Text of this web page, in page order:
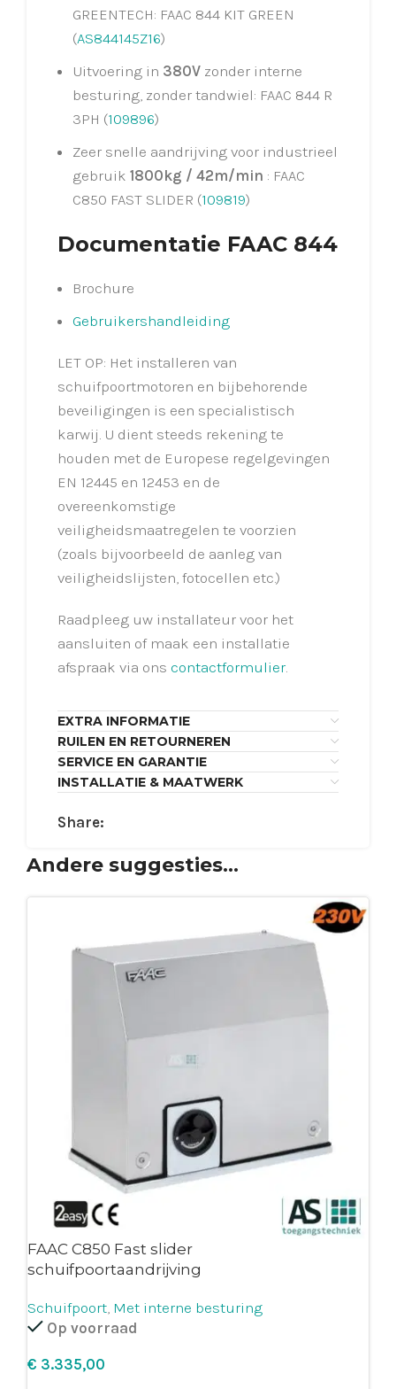
GREENTECH: FAAC 844 KIT GREEN
(AS844145Z16)
Uitvoering in 380V zonder interne
besturing, zonder tandwiel: FAAC 844 R
3PH (109896)
Zeer snelle aandrijving voor industrieel
gebruik 1800kg / 42m/min : FAAC
C850 FAST SLIDER (109819)
Documentatie FAAC 844
Brochure
Gebruikershandleiding
LET OP: Het installeren van
schuifpoortmotoren en bijbehorende
beveiligingen is een specialistisch
karwij. U dient steeds rekening te
houden met de Europese regelgevingen
EN 12445 en 12453 en de
overeenkomstige
veiligheidsmaatregelen te voorzien
(zoals bijvoorbeeld de aanleg van
veiligheidslijsten, fotocellen etc.)
Raadpleeg uw installateur voor het
aansluiten of maak een installatie
afspraak via ons contactformulier.
EXTRA INFORMATIE
RUILEN EN RETOURNEREN
SERVICE EN GARANTIE
INSTALLATIE & MAATWERK
Share:
Andere suggesties…
FAAC C850 Fast slider
schuifpoortaandrijving
Schuifpoort, Met interne besturing
Op voorraad
€